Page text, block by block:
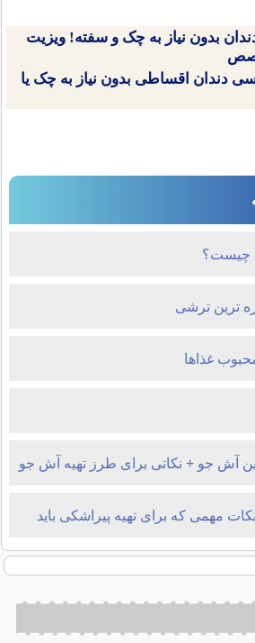
بدون نیاز به چک و سفته! ویزیت
دندان اقساطی بدون نیاز به چک یا
چیست؟
ترین ترشی
غذاها
آش جو + نکاتی برای طرز تهیه آش جو
مهمی که برای تهیه پیراشکی باید